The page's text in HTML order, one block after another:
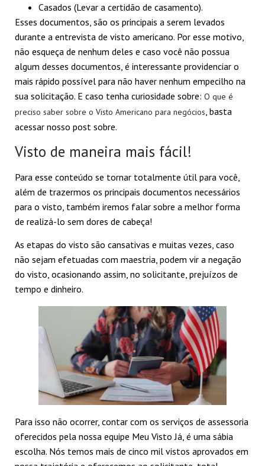
Casados (Levar a certidão de casamento).
Esses documentos, são os principais a serem levados
durante a entrevista de visto americano. Por esse motivo,
não esqueça de nenhum deles e caso você não possua
algum desses documentos, é interessante providenciar o
mais rápido possível para não haver nenhum empecilho na
sua solicitação. E caso tenha curiosidade sobre: O que é
preciso saber sobre o Visto Americano para negócios , basta
acessar nosso post sobre.
Visto de maneira mais fácil!
Para esse conteúdo se tornar totalmente útil para você,
além de trazermos os principais documentos necessários
para o visto, também iremos falar sobre a melhor forma
de realizá-lo sem dores de cabeça!
As etapas do visto são cansativas e muitas vezes, caso
não sejam efetuadas com maestria, podem vir a negação
do visto, ocasionando assim, no solicitante, prejuízos de
tempo e dinheiro.
Para isso não ocorrer, contar com os serviços de assessoria
oferecidos pela nossa equipe Meu Visto Já, é uma sábia
escolha. Nós temos mais de cinco mil vistos aprovados em